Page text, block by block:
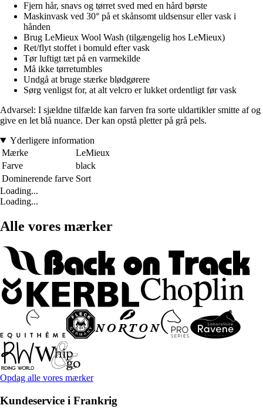
Fjern hår, snavs og tørret sved med en hård børste
Maskinvask ved 30° på et skånsomt uldsensur eller vask i
hånden
Brug LeMieux Wool Wash (tilgængelig hos LeMieux)
Ret/flyt stoffet i bomuld efter vask
Tør luftigt tæt på en varmekilde
Må ikke tørretumbles
Undgå at bruge stærke blødgørere
Sørg venligst for, at alt velcro er lukket ordentligt før vask
Advarsel: I sjældne tilfælde kan farven fra sorte uldartikler smitte af og
give en let blå nuance. Der kan opstå pletter på grå pels.
Yderligere information
Mærke
LeMieux
Farve
black
Dominerende farve Sort
Loading...
Loading...
Alle vores mærker
Opdag alle vores mærker
Kundeservice i Frankrig